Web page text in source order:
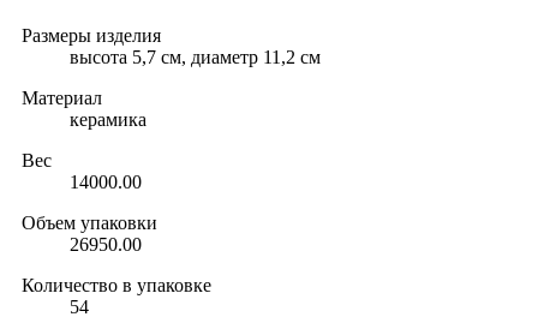
Размеры изделия
высота 5,7 см, диаметр 11,2 см
Материал
керамика
Вес
14000.00
Объем упаковки
26950.00
Количество в упаковке
54